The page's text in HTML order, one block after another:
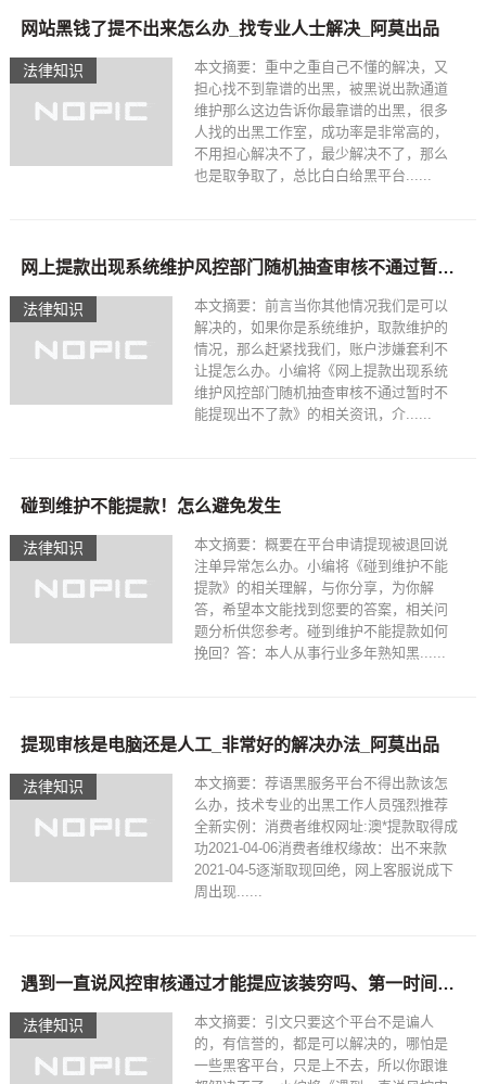
法律知识
网站黑钱了提不出来怎么办_找专业人士解决_阿莫出品
本文摘要：重中之重自己不懂的解决，又
担心找不到靠谱的出黑，被黑说出款通道
维护那么这边告诉你最靠谱的出黑，很多
人找的出黑工作室，成功率是非常高的，
不用担心解决不了，最少解决不了，那么
也是取争取了，总比白白给黑平台......
法律知识
网上提款出现系统维护风控部门随机抽查审核不通过暂时不能提现出不了款~非常好的出黑大师
本文摘要：前言当你其他情况我们是可以
解决的，如果你是系统维护，取款维护的
情况，那么赶紧找我们，账户涉嫌套利不
让提怎么办。小编将《网上提款出现系统
维护风控部门随机抽查审核不通过暂时不
能提现出不了款》的相关资讯，介......
法律知识
碰到维护不能提款！怎么避免发生
本文摘要：概要在平台申请提现被退回说
注单异常怎么办。小编将《碰到维护不能
提款》的相关理解，与你分享，为你解
答，希望本文能找到您要的答案，相关问
题分析供您参考。碰到维护不能提款如何
挽回？答：本人从事行业多年熟知黑......
法律知识
提现审核是电脑还是人工_非常好的解决办法_阿莫出品
本文摘要：荐语黑服务平台不得出款该怎
么办，技术专业的出黑工作人员强烈推荐
全新实例：消费者维权网址:澳*提款取得成
功2021-04-06消费者维权缘故：出不来款
2021-04-5逐渐取现回绝，网上客服说成下
周出现......
法律知识
遇到一直说风控审核通过才能提应该装穷吗、第一时间出款是关键
本文摘要：引文只要这个平台不是谝人
的，有信誉的，都是可以解决的，哪怕是
一些黑客平台，只是上不去，所以你跟谁